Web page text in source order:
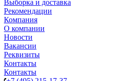
Выборка и доставка
Рекомендации
Компания
О компании
Новости
Вакансии
Реквизиты
Контакты
Контакты